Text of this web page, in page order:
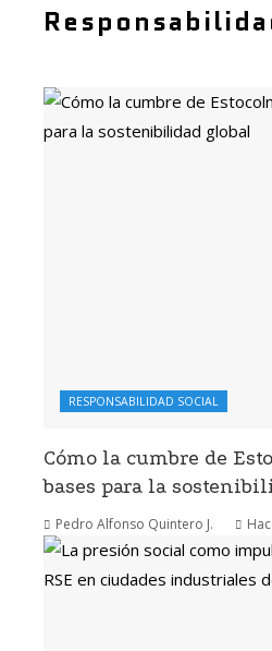
RESPONSABILIDAD SOCIAL
Cómo la cumbre de
bases para la
Pedro Alfonso Quintero J.